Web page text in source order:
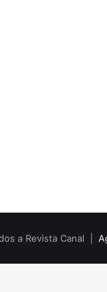
a Revista Canal |